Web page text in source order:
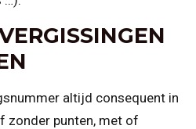
altijd consequent in
zonder punten, met of